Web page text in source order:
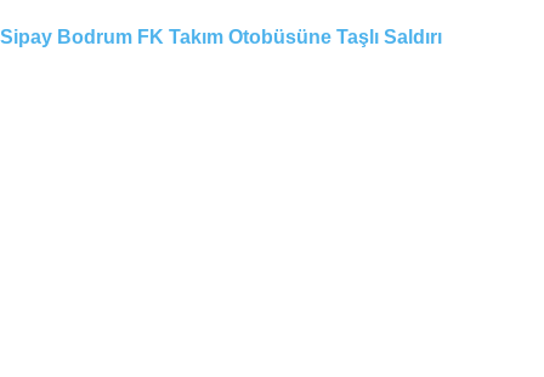
Sipay Bodrum FK Takım Otobüsüne Taşlı Saldırı